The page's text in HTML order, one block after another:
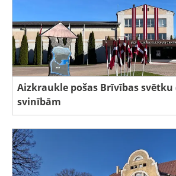
Aizkraukle pošas Brīvības svētku
svinībām